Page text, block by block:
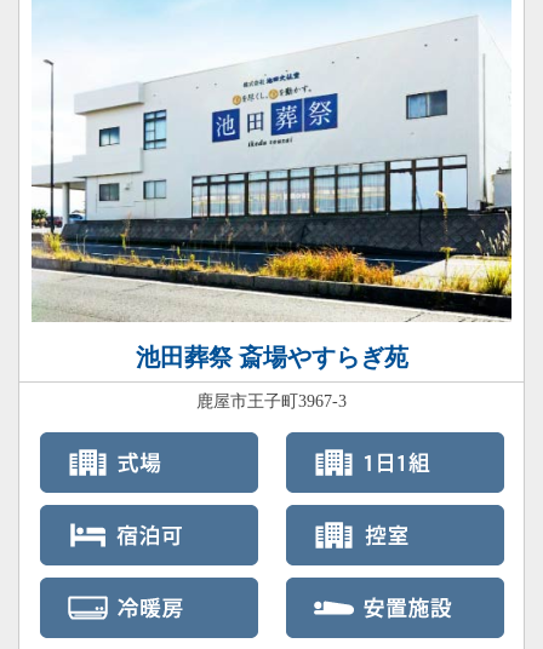
池田葬祭 斎場やすらぎ苑
鹿屋市王子町3967-3